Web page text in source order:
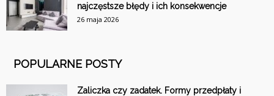
najczęstsze błędy i ich konsekwencje
26 maja 2026
POPULARNE POSTY
Zaliczka czy zadatek. Formy przedpłaty i